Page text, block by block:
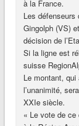
à la France.
Les défenseurs
Gingolph (VS)
décision de
Si la ligne est
suisse
Le montant,
l’unanimité,
XXIe siècle.
« Le vote de ce